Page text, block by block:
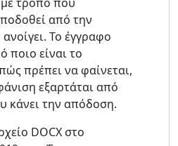
από την
Το έγγραφο
ποιο είναι το
πρέπει να φαίνεται,
εξαρτάται από
κάνει την απόδοση.
DOCX στο